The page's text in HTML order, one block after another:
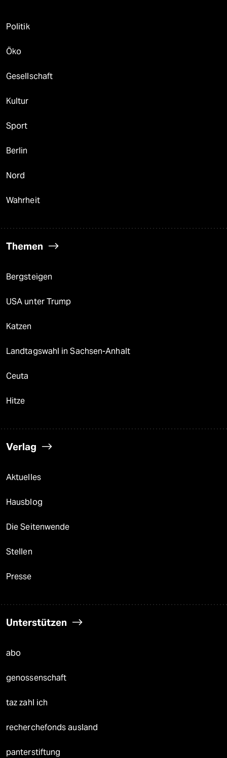
Politik
Öko
Gesellschaft
Kultur
Sport
Berlin
Nord
Wahrheit
Themen
Bergsteigen
USA unter Trump
Katzen
Landtagswahl in Sachsen-Anhalt
Ceuta
Hitze
Verlag
Aktuelles
Hausblog
Die Seitenwende
Stellen
Presse
Unterstützen
abo
genossenschaft
taz zahl ich
recherchefonds ausland
panterstiftung